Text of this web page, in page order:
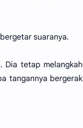
suaranya.
Dia tetap melangkah
tangannya bergerak